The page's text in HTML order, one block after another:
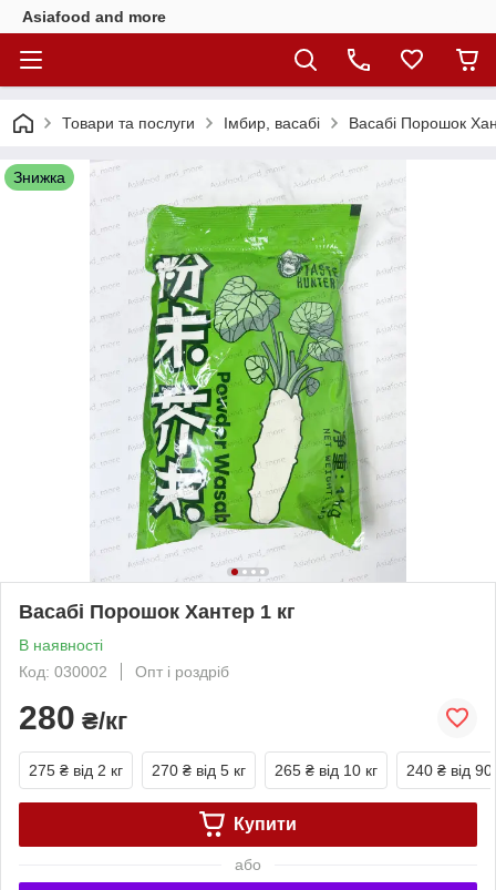
Asiafood and more
Товари та послуги Імбир, васабі Васабі Порошок
Знижка
Васабі Порошок Хантер 1 кг
В наявності
Код: 030002
Опт і роздріб
280 ₴/кг
275 ₴ від 2 кг 270 ₴ від 5 кг 265 ₴ від 10 кг 240 ₴ від 90
Купити
або